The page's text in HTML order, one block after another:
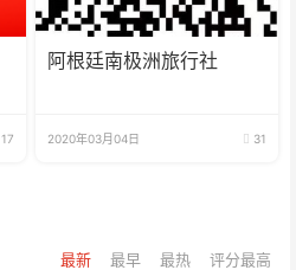
17
阿根廷南极洲旅行社
2020年03月04日 31
最新 最早 最热 评分最高